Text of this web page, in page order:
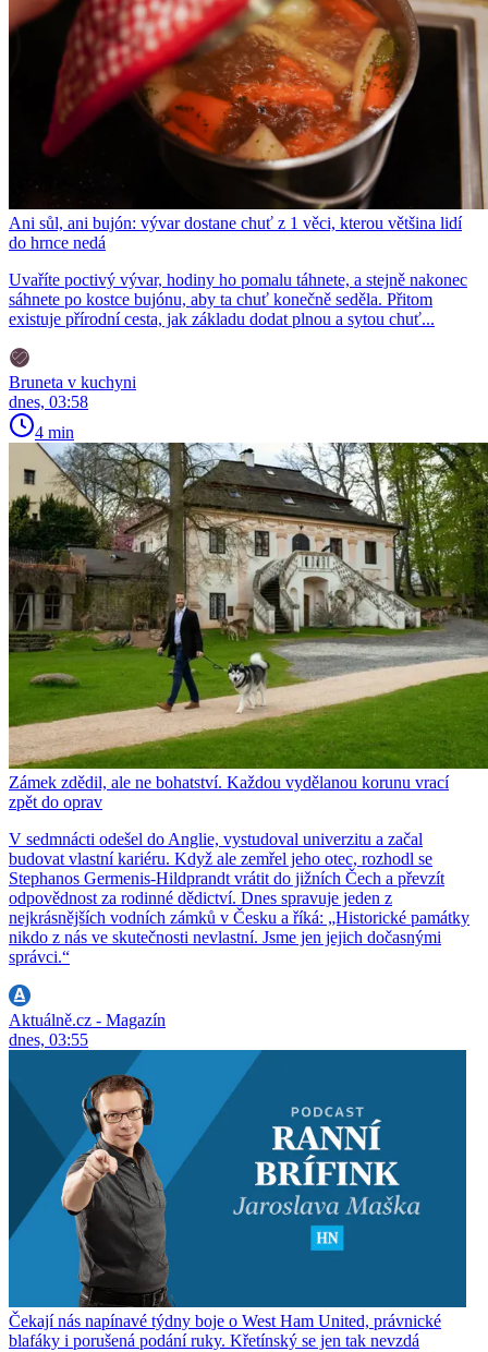
Ani sůl, ani bujón: vývar dostane chuť z 1 věci, kterou většina lidí
do hrnce nedá
Uvaříte poctivý vývar, hodiny ho pomalu táhnete, a stejně nakonec
sáhnete po kostce bujónu, aby ta chuť konečně seděla. Přitom
existuje přírodní cesta, jak základu dodat plnou a sytou chuť...
Bruneta v kuchyni
dnes, 03:58
4 min
Zámek zdědil, ale ne bohatství. Každou vydělanou korunu vrací
zpět do oprav
V sedmnácti odešel do Anglie, vystudoval univerzitu a začal
budovat vlastní kariéru. Když ale zemřel jeho otec, rozhodl se
Stephanos Germenis-Hildprandt vrátit do jižních Čech a převzít
odpovědnost za rodinné dědictví. Dnes spravuje jeden z
nejkrásnějších vodních zámků v Česku a říká: „Historické památky
nikdo z nás ve skutečnosti nevlastní. Jsme jen jejich dočasnými
správci.“
Aktuálně.cz - Magazín
dnes, 03:55
Čekají nás napínavé týdny boje o West Ham United, právnické
blafáky i porušená podání ruky. Křetínský se jen tak nevzdá